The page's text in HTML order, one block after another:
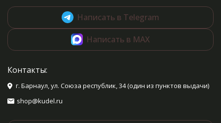
Написать в Telegram
Написать в MAX
Контакты:
г. Барнаул, ул. Союза республик, 34 (один из пунктов выдачи)
shop@kudel.ru